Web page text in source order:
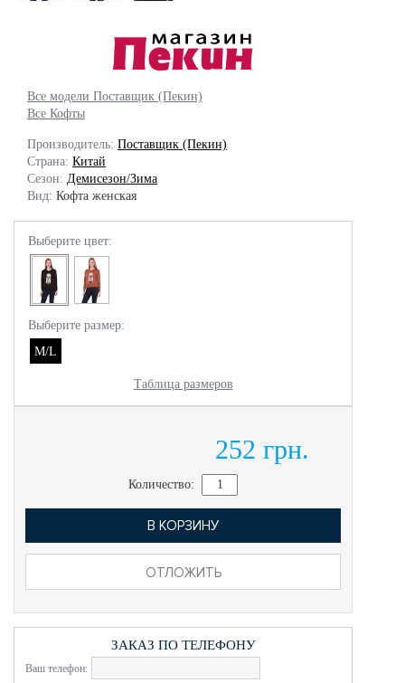
Все модели Поставщик (Пекин)
Все Кофты
Производитель: Поставщик (Пекин)
Страна: Китай
Сезон: Демисезон/Зима
Вид: Кофта женская
Выберите цвет:
Выберите размер:
M/L
Таблица размеров
252 грн.
Количество:
В КОРЗИНУ
ОТЛОЖИТЬ
ЗАКАЗ ПО ТЕЛЕФОНУ
Ваш телефон: